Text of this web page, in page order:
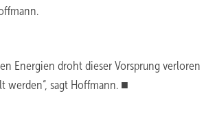
Energien droht dieser Vorsprung verloren
werden“, sagt Hoffmann. ■